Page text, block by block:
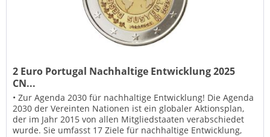
2 Euro Portugal Nachhaltige Entwicklung 2025
CN...
• Zur Agenda 2030 für nachhaltige Entwicklung! Die Agenda
2030 der Vereinten Nationen ist ein globaler Aktionsplan,
der im Jahr 2015 von allen Mitgliedstaaten verabschiedet
wurde. Sie umfasst 17 Ziele für nachhaltige Entwicklung,